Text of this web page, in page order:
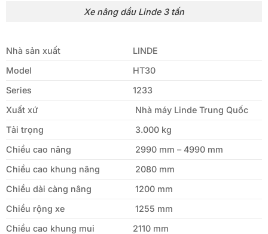
Xe nâng dầu Linde 3 tấn
Nhà sản xuất
LINDE
Model
HT30
Series
1233
Xuất xứ
Nhà máy Linde Trung Quốc
Tải trọng
3.000 kg
Chiều cao nâng
2990 mm – 4990 mm
Chiều cao khung nâng
2080 mm
Chiều dài càng nâng
1200 mm
Chiều rộng xe
1255 mm
Chiều cao khung mui
2110 mm